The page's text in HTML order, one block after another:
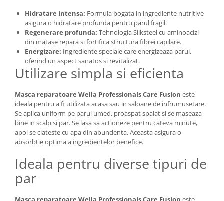
Hidratare intensa: Formula bogata in ingrediente nutritive
asigura o hidratare profunda pentru parul fragil.
Regenerare profunda: Tehnologia Silksteel cu aminoacizi
din matase repara si fortifica structura fibrei capilare.
Energizare: Ingrediente speciale care energizeaza parul,
oferind un aspect sanatos si revitalizat.
Utilizare simpla si eficienta
Masca reparatoare Wella Professionals Care Fusion este
ideala pentru a fi utilizata acasa sau in saloane de infrumusetare.
Se aplica uniform pe parul umed, proaspat spalat si se maseaza
bine in scalp si par. Se lasa sa actioneze pentru cateva minute,
apoi se clateste cu apa din abundenta. Aceasta asigura o
absorbtie optima a ingredientelor benefice.
Ideala pentru diverse tipuri de
par